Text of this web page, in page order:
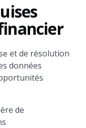
et de résolution
données
de